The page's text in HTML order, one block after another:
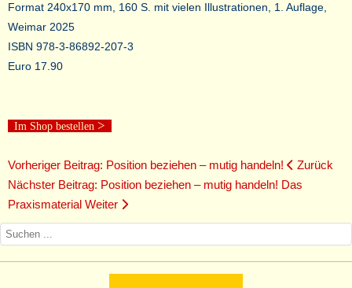
Format 240x170 mm, 160 S. mit vielen Illustrationen, 1. Auflage,
Weimar 2025
ISBN 978-3-86892-207-3
Euro 17.90
Im Shop bestellen >
Vorheriger Beitrag: Position beziehen – mutig handeln!
Zurück
Nächster Beitrag: Position beziehen – mutig handeln! Das
Praxismaterial Weiter